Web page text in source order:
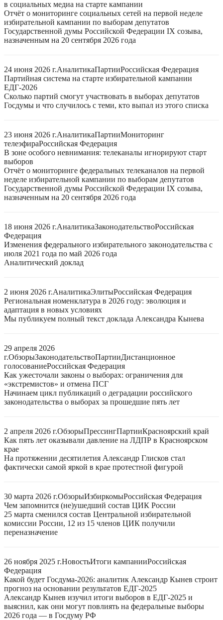
в социальных медиа на старте кампании
Отчёт о мониторинге социальных сетей на первой неделе
избирательной кампании по выборам депутатов
Государственной думы Российской Федерации IX созыва,
назначенным на 20 сентября 2026 года
24 июня 2026 г.АналитикаПартииРоссийская Федерация
Партийная система на старте избирательной кампании
ЕДГ-2026
Сколько партий смогут участвовать в выборах депутатов
Госдумы и что случилось с теми, кто выпал из этого списка
23 июня 2026 г.АналитикаПартииМониторинг
телеэфираРоссийская Федерация
В зоне особого невнимания: телеканалы игнорируют старт
выборов
Отчёт о мониторинге федеральных телеканалов на первой
неделе избирательной кампании по выборам депутатов
Государственной думы Российской Федерации IX созыва,
назначенным на 20 сентября 2026 года
18 июня 2026 г.АналитикаЗаконодательствоРоссийская
Федерация
Изменения федерального избирательного законодательства с
июля 2021 года по май 2026 года
Аналитический доклад
2 июня 2026 г.АналитикаЭлитыРоссийская Федерация
Региональная номенклатура в 2026 году: эволюция и
адаптация в новых условиях
Мы публикуем полный текст доклада Александра Кынева
29 апреля 2026
г.ОбзорыЗаконодательствоПартииДистанционное
голосованиеРоссийская Федерация
Как ужесточали законы о выборах: ограничения для
«экстремистов» и отмена ПСГ
Начинаем цикл публикаций о деградации российского
законодательства о выборах за прошедшие пять лет
2 апреля 2026 г.ОбзорыПрессингПартииКрасноярский край
Как пять лет оказывали давление на ЛДПР в Красноярском
крае
На протяжении десятилетия Александр Глисков стал
фактически самой яркой в крае протестной фигурой
30 марта 2026 г.ОбзорыИзбиркомыРоссийская Федерация
Чем запомнится (не)ушедший состав ЦИК России
25 марта сменился состав Центральной избирательной
комиссии России, 12 из 15 членов ЦИК получили
переназначение
26 ноября 2025 г.НовостьИтоги кампанииРоссийская
Федерация
Какой будет Госдума-2026: аналитик Александр Кынев строит
прогноз на основании результатов ЕДГ-2025
Александр Кынев изучил итоги выборов в ЕДГ-2025 и
выяснил, как они могут повлиять на федеральные выборы
2026 года — в Госдуму РФ